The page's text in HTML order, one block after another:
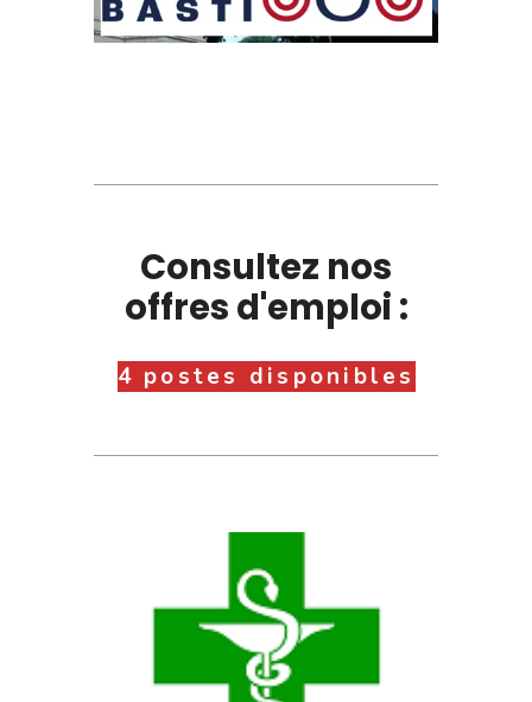
Consultez nos
offres d'emploi :
4 postes disponibles